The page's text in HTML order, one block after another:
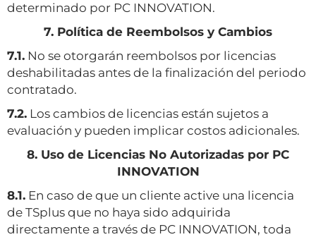
determinado por PC INNOVATION.
7. Política de Reembolsos y Cambios
7.1. No se otorgarán reembolsos por licencias
deshabilitadas antes de la finalización del periodo
contratado.
7.2. Los cambios de licencias están sujetos a
evaluación y pueden implicar costos adicionales.
8. Uso de Licencias No Autorizadas por PC
INNOVATION
8.1. En caso de que un cliente active una licencia
de TSplus que no haya sido adquirida
directamente a través de PC INNOVATION, toda